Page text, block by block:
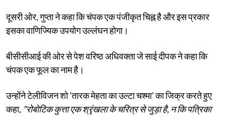
दूसरी ओर, गुप्ता ने कहा कि चंपक एक पंजीकृत चिह्न है और इस प्रकार
इसका वाणिज्यिक उपयोग उल्लंघन होगा।
बीसीसीआई की ओर से पेश वरिष्ठ अधिवक्ता जे साई दीपक ने कहा कि
चंपक एक फूल का नाम है।
उन्होंने टेलीविजन शो 'तारक मेहता का उल्टा चश्मा' का जिक्र करते हुए
कहा, "रोबोटिक कुत्ता एक श्रृंखला के चरित्र से जुड़ा है, न कि पत्रिका